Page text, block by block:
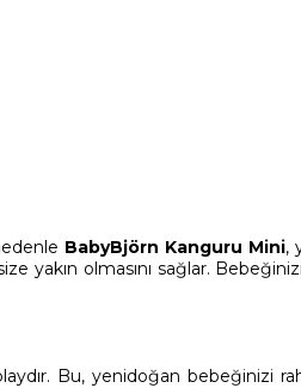
BabyBjörn Kanguru Mini,
yakın olmasını sağlar.
Bu, yenidoğan bebeğinizi